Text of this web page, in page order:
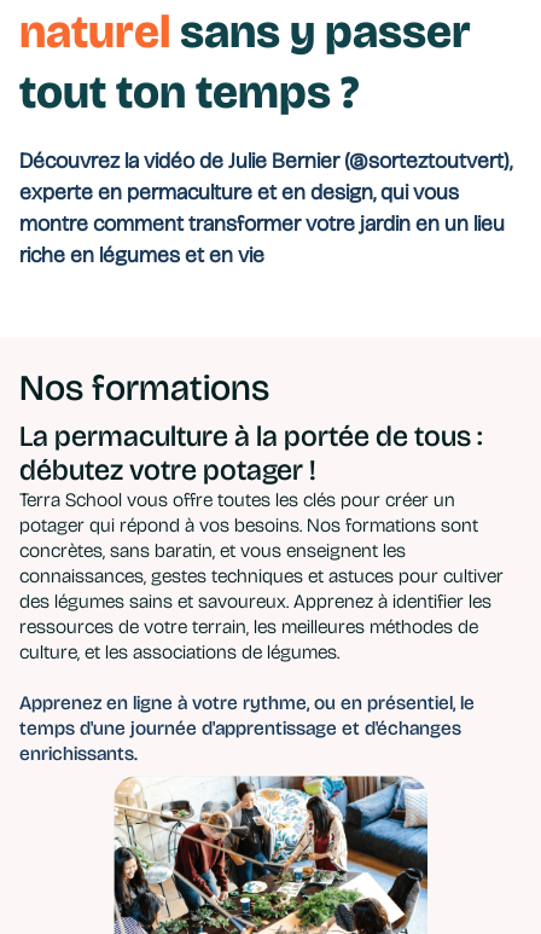
naturel sans y passer
tout ton temps ?
Découvrez la vidéo de Julie Bernier (@sorteztoutvert),
experte en permaculture et en design, qui vous
montre comment transformer votre jardin en un lieu
riche en légumes et en vie
Nos formations
La permaculture à la portée de tous :
débutez votre potager !
Terra School vous offre toutes les clés pour créer un
potager qui répond à vos besoins. Nos formations sont
concrètes, sans baratin, et vous enseignent les
connaissances, gestes techniques et astuces pour cultiver
des légumes sains et savoureux. Apprenez à identifier les
ressources de votre terrain, les meilleures méthodes de
culture, et les associations de légumes.
Apprenez en ligne à votre rythme, ou en présentiel, le
temps d'une journée d'apprentissage et d'échanges
enrichissants.